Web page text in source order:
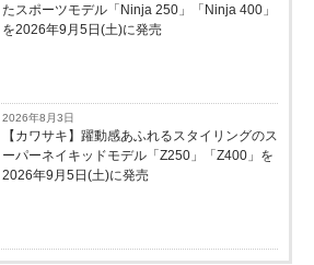
たスポーツモデル「Ninja 250」「Ninja 400」
を2026年9月5日(土)に発売
2026年8月3日
【カワサキ】躍動感あふれるスタイリングのス
ーパーネイキッドモデル「Z250」「Z400」を
2026年9月5日(土)に発売